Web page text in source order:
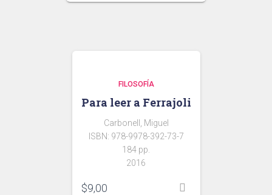
FILOSOFÍA
Para leer a Ferrajoli
Carbonell, Miguel
ISBN: 978-9978-392-73-7
184 pp.
2016
$9,00